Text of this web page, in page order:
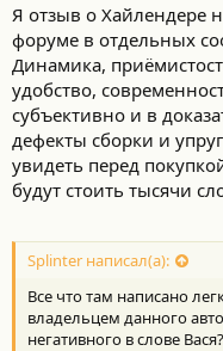
Я отзыв о Хайлендере
форуме в отдельных
Динамика,
удобство,
субъективно и в
дефекты сборки и
увидеть перед
будут стоить тысячи
Splinter написал(а):
Все что там написано
владельцем данного
негативного в слове